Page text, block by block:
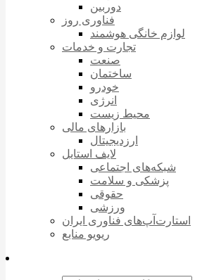
دوربین
فناوری روز
لوازم خانگی هوشمند
تجارت و خدمات
صنعت
ساختمان
خودرو
انرژی
محیط زیست
بازارهای مالی
ارزدیجیتال
لایف استایل
شبکه‌های اجتماعی
پزشکی و سلامت
حقوقی
ورزشی
استارت‌آپ‌های فناوری ایران
ریویو منابع